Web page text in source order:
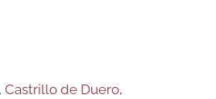
, Castrillo de Duero,